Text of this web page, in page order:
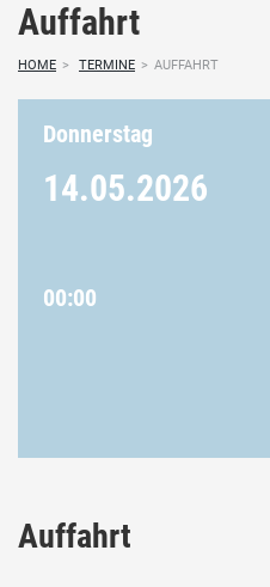
Auffahrt
HOME > TERMINE > AUFFAHRT
Donnerstag
14.05.2026
00:00
Auffahrt